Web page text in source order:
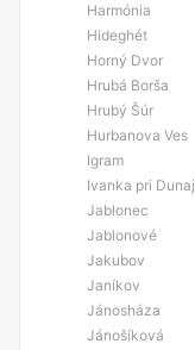
Harmónia
Hideghét
Horný Dvor
Hrubá Borša
Hrubý Šúr
Hurbanova Ves
Igram
Ivanka pri
Jablonec
Jablonové
Jakubov
Janíkov
Jánosháza
Jánošíková